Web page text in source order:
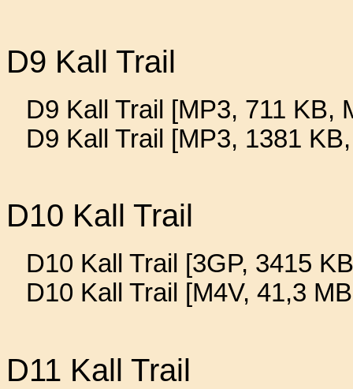
D9 Kall Trail
D9 Kall Trail [MP3, 711 KB,
D9 Kall Trail [MP3, 1381
D10 Kall Trail
D10 Kall Trail [3GP, 3415
D10 Kall Trail [M4V, 41,3
D11 Kall Trail